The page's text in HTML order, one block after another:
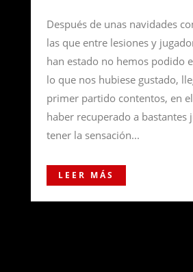
Después de unas navidades
las que entre lesiones y
han estado no hemos podido
lo que nos hubiese gustado,
primer partido contentos, en
haber recuperado a bastantes
tener la sensación...
LEER MÁS